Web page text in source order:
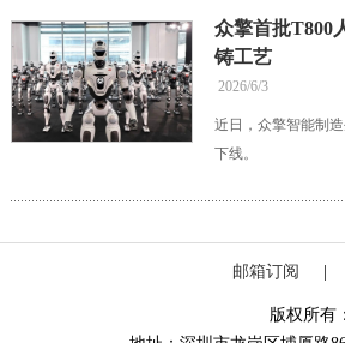
众擎首批T800
铸工艺
2026/6/3
近日，众擎智能制
下线。
邮箱订阅
版权所有